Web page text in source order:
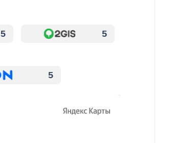
5 5
5